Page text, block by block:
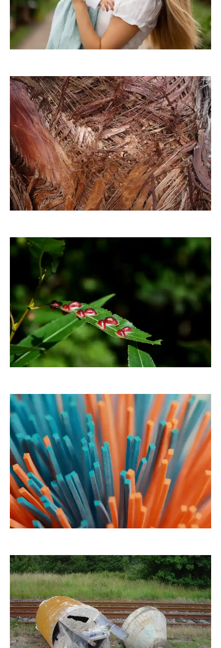
RainerSturm
gabriele13
fanty
stonewashed